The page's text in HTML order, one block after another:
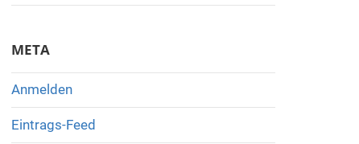
META
Anmelden
Eintrags-Feed